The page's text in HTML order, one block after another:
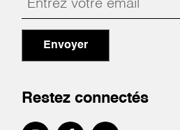
Envoyer
Restez connectés